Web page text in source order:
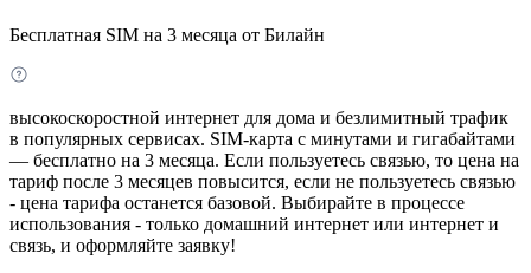
Бесплатная SIM на 3 месяца от Билайн
высокоскоростной интернет для дома и безлимитный трафик
в популярных сервисах. SIM-карта с минутами и гигабайтами
— бесплатно на 3 месяца. Если пользуетесь связью, то цена на
тариф после 3 месяцев повысится, если не пользуетесь связью
- цена тарифа останется базовой. Выбирайте в процессе
использования - только домашний интернет или интернет и
связь, и оформляйте заявку!